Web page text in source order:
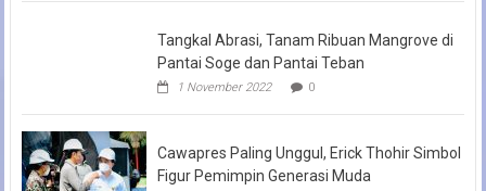
Tangkal Abrasi, Tanam Ribuan Mangrove di
Pantai Soge dan Pantai Teban
1 November 2022 0
Cawapres Paling Unggul, Erick Thohir Simbol
Figur Pemimpin Generasi Muda